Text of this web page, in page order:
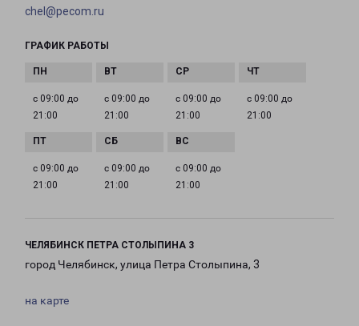
chel@pecom.ru
ГРАФИК РАБОТЫ
с 09:00 до
21:00
с 09:00 до
21:00
с 09:00 до
21:00
с 09:00 до
21:00
с 09:00 до
21:00
с 09:00 до
21:00
с 09:00 до
21:00
ЧЕЛЯБИНСК ПЕТРА СТОЛЫПИНА 3
город Челябинск, улица Петра Столыпина, 3
на карте